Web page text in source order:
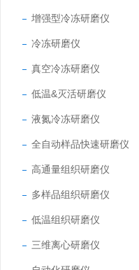
增强型冷冻研磨仪
冷冻研磨仪
真空冷冻研磨仪
低温&灭活研磨仪
液氮冷冻研磨仪
全自动样品快速研磨仪
高通量组织研磨仪
多样品组织研磨仪
低温组织研磨仪
三维离心研磨仪